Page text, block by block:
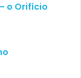
o Orifício